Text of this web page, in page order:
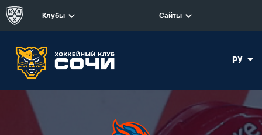
Клубы Сайты
РУ